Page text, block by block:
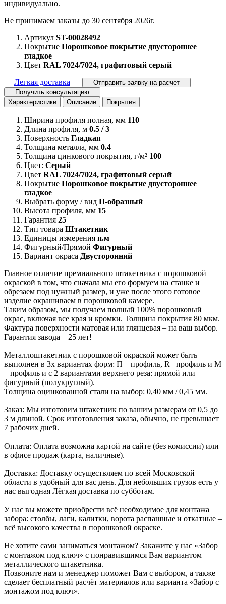
индивидуально.
Не принимаем заказы до 30 сентября 2026г.
Артикул ST-00028492
Покрытие Порошковое покрытие двустороннее
гладкое
Цвет RAL 7024/7024, графитовый серый
Легкая доставка
Отправить заявку на расчет
Получить консультацию
Характеристики
Описание Покрытия
Ширина профиля полная, мм 110
Длина профиля, м 0.5 / 3
Поверхность Гладкая
Толщина металла, мм 0.4
Толщина цинкового покрытия, г/м² 100
Цвет: Серый
Цвет RAL 7024/7024, графитовый серый
Покрытие Порошковое покрытие двустороннее
гладкое
Выбрать форму / вид П-образный
Высота профиля, мм 15
Гарантия 25
Тип товара Штакетник
Единицы измерения п.м
Фигурный/Прямой Фигурный
Вариант окраса Двусторонний
Главное отличие премиального штакетника с порошковой
окраской в том, что сначала мы его формуем на станке и
обрезаем под нужный размер, и уже после этого готовое
изделие окрашиваем в порошковой камере.
Таким образом, мы получаем полный 100% порошковый
окрас, включая все края и кромки. Толщина покрытия 80 мкм.
Фактура поверхности матовая или глянцевая – на ваш выбор.
Гарантия завода – 25 лет!
Металлоштакетник с порошковой окраской может быть
выполнен в 3х вариантах форм: П – профиль, R –профиль и М
– профиль и с 2 вариантами верхнего реза: прямой или
фигурный (полукруглый).
Толщина оцинкованной стали на выбор: 0,40 мм / 0,45 мм.
Заказ: Мы изготовим штакетник по вашим размерам от 0,5 до
3 м длиной. Срок изготовления заказа, обычно, не превышает
7 рабочих дней.
Оплата: Оплата возможна картой на сайте (без комиссии) или
в офисе продаж (карта, наличные).
Доставка: Доставку осуществляем по всей Московской
области в удобный для вас день. Для небольших грузов есть у
нас выгодная Лёгкая доставка по субботам.
У нас вы можете приобрести всё необходимое для монтажа
забора: столбы, лаги, калитки, ворота распашные и откатные –
всё высокого качества в порошковой окраске.
Не хотите сами заниматься монтажом? Закажите у нас «Забор
с монтажом под ключ» с понравившимся Вам вариантом
металлического штакетника.
Позвоните нам и менеджер поможет Вам с выбором, а также
сделает бесплатный расчёт материалов или варианта «Забор с
монтажом под ключ».